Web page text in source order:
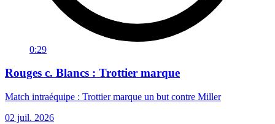
0:29
Rouges c. Blancs : Trottier marque
Match intraéquipe : Trottier marque un but contre Miller
02 juil. 2026